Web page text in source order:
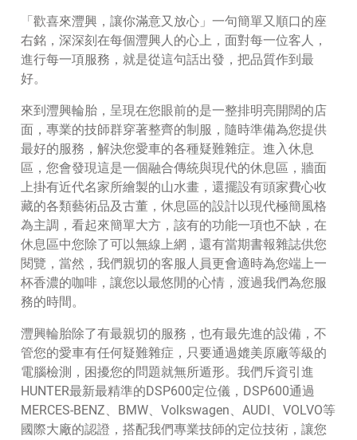
「歡喜來灃興，讓你滿意又放心」一句簡單又順口的座
右銘，深深刻在每個灃興人的心上，面對每一位客人，
進行每一項服務，就是從這句話出發，把品質作到最
好。
來到灃興輪胎，呈現在您眼前的是一整排明亮開闊的店
面，專業的技師群穿著整齊的制服，隨時準備為您提供
最好的服務，解決您愛車的各種疑難雜症。進入休息
區，您會發現這是一個融合傳統與現代的休息區，牆面
上掛有近代名家所繪製的山水畫，還擺設有頭家費心收
藏的各類藝術品及古董，休息區的設計以現代極簡風格
為主調，看起來簡單大方，該有的功能一項也不缺，在
休息區中您除了可以無線上網，還有當期書報雜誌供您
閱覽，當然，我們親切的客服人員更會適時為您端上一
杯香濃的咖啡，讓您以最悠閒的心情，渡過我們為您服
務的時間。
灃興輪胎除了有最親切的服務，也有最先進的設備，不
管您的愛車有任何疑難雜症，只要通過媲美原廠等級的
電腦檢測，困擾您的問題就無所遁形。我們斥資引進
HUNTER最新最精準的DSP600定位儀，DSP600通過
MERCES-BENZ、BMW、Volkswagen、AUDI、VOLVO等
國際大廠的認證，搭配我們專業技師的定位技術，讓您